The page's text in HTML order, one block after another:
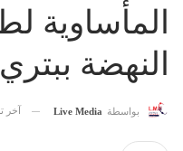
المأساوية
النهضة ببتري
بواسطة Live Media آخر